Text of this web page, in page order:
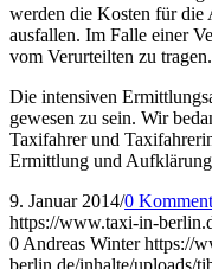
werden die Kosten für die
ausfallen. Im Falle einer
vom Verurteilten zu tragen.
Die intensiven
gewesen zu sein. Wir
Taxifahrer und
Ermittlung und
9. Januar 2014/0
https://www.taxi-in-
0 Andreas Winter https://